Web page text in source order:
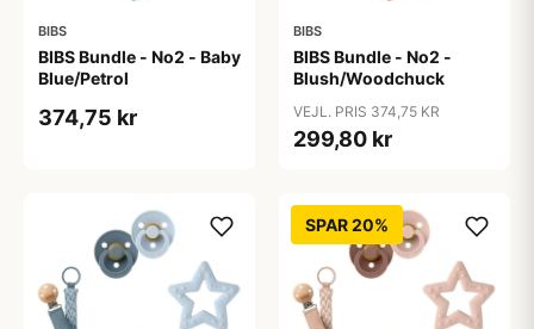
BIBS
BIBS Bundle - No2 - Baby
Blue/Petrol
374,75 kr
BIBS
BIBS Bundle - No2 -
Blush/Woodchuck
VEJL. PRIS 374,75 KR
299,80 kr
SPAR 20%